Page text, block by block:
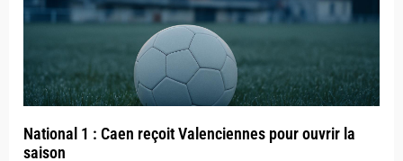
National 1 : Caen reçoit Valenciennes pour ouvrir la
saison